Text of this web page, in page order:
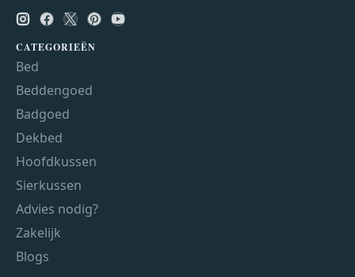
CATEGORIEËN
Bed
Beddengoed
Badgoed
Dekbed
Hoofdkussen
Sierkussen
Advies nodig?
Zakelijk
Blogs